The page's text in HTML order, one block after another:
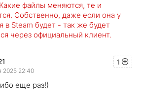
файлы меняются, те и
Собственно, даже если она у
в Steam будет - так же будет
через официальный клиент.
1
2025 22:40
еще раз!)